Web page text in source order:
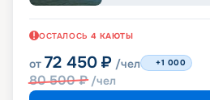
ОСТАЛОСЬ 4 КАЮТЫ
от 72 450 ₽ /чел
80 500₽ /чел
+1 000